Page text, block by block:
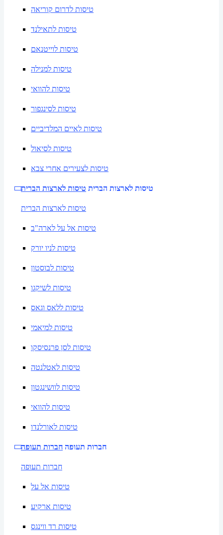
טיסות לדרום קוריאה
טיסות לתאילנד
טיסות לוייטנאם
טיסות למנילה
טיסות להוואי
טיסות לסינגפור
טיסות לאיים המלדיביים
טיסות לסיאול
טיסות לצעירים אחרי צבא
טיסות לארצות הברית טיסות לארצות הברית
טיסות לארצות הברית
טיסות אל על לארה"ב
טיסות לניו יורק
טיסות לבוסטון
טיסות לשיקגו
טיסות ללאס וגאס
טיסות למיאמי
טיסות לסן פרנסיסקו
טיסות לאטלנטה
טיסות לוושינגטון
טיסות להוואי
טיסות לאורלנדו
חברות תעופה חברות תעופה
חברות תעופה
טיסות אל על
טיסות ארקיע
טיסות רד ווינגס